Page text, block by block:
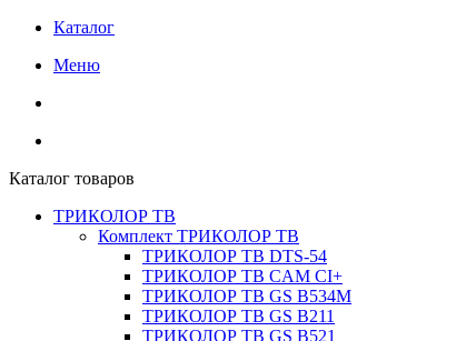
Каталог
Меню
Каталог товаров
ТРИКОЛОР ТВ
Комплект ТРИКОЛОР ТВ
ТРИКОЛОР ТВ DTS-54
ТРИКОЛОР ТВ CAM CI+
ТРИКОЛОР ТВ GS B534M
ТРИКОЛОР ТВ GS B211
ТРИКОЛОР ТВ GS B521